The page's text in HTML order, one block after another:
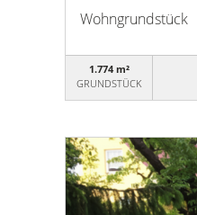
Wohngrundstück
1.774 m²
GRUNDSTÜCK